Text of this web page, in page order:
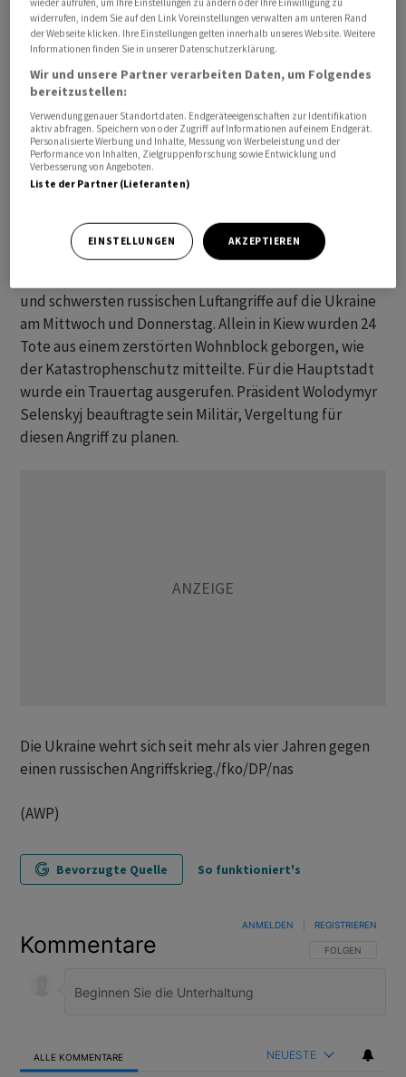
hiess es. Solche Militärzahlen sind nicht im Detail zu
überprüfen.
Nach ukrainischen Militärangaben wurden auch zwei
kleine russische Marineschiffe im Kaspischen Meer
beschädigt. Die Drohentruppen trafen nach eigenen
Angaben auch ein Amphibienflugzeug Be-200 und einen
Hubschrauber auf dem russischen Stützpunkt Jejsk am
Asowschen Meer.
24 Tote nach russischem Luftangriff auf Kiew
und schwersten russischen Luftangriffe auf die Ukraine
am Mittwoch und Donnerstag. Allein in Kiew wurden 24
Tote aus einem zerstörten Wohnblock geborgen, wie
der Katastrophenschutz mitteilte. Für die Hauptstadt
wurde ein Trauertag ausgerufen. Präsident Wolodymyr
Selenskyj beauftragte sein Militär, Vergeltung für
diesen Angriff zu planen.
Die Ukraine wehrt sich seit mehr als vier Jahren gegen
einen russischen Angriffskrieg./fko/DP/nas
(AWP)
Bevorzugte Quelle So funktioniert's
Kommentare FOLGE DIESER
FOLGEN
ANMELDEN REGISTRIEREN
ALLE KOMMENTARE NEUESTE
widerrufen, indem Sie auf den Link Voreinstellungen verwalten am unteren Rand
der Webseite klicken. Ihre Einstellungen gelten innerhalb unseres Website. Weitere
Informationen finden Sie in unserer Datenschutzerklärung.
Wir und unsere Partner verarbeiten Daten, um Folgendes
bereitzustellen:
Verwendung genauer Standortdaten. Endgeräteeigenschaften zur Identifikation
aktiv abfragen. Speichern von oder Zugriff auf Informationen auf einem Endgerät.
Personalisierte Werbung und Inhalte, Messung von Werbeleistung und der
Performance von Inhalten, Zielgruppenforschung sowie Entwicklung und
Verbesserung von Angeboten.
Liste der Partner (Lieferanten)
EINSTELLUNGEN AKZEPTIEREN